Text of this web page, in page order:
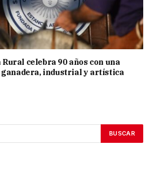
celebra 90 años con una
industrial y artística